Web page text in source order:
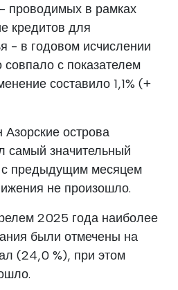
проводимых в рамках
кредитов для
- в годовом исчислении
совпало с показателем
составило 1,1% (+
острова
самый значительный
с предыдущим месяцем
не произошло.
2025 года наиболее
были отмечены на
(24,0 %), при этом